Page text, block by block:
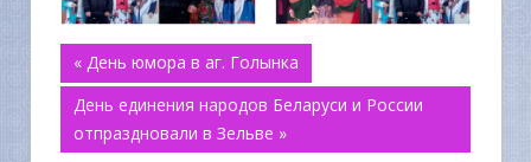
Навигация
по
« День юмора в аг. Голынка
День единения народов Беларуси и России
отпраздновали в Зельве »